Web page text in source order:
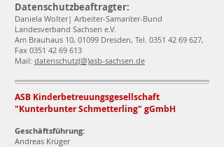
Datenschutzbeaftragter:
Daniela Wolter| Arbeiter-Samariter-Bund
Landesverband Sachsen e.V.
Am Brauhaus 10, 01099 Dresden, Tel. 0351 42 69 627,
Fax 0351 42 69 613
Mail: datenschutz(@)asb-sachsen.de
ASB Kinderbetreuungsgesellschaft
"Kunterbunter Schmetterling" gGmbH
Geschäftsführung:
Andreas Krüger